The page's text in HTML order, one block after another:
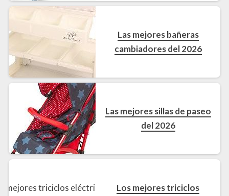
Las mejores bañeras
cambiadores del 2026
Las mejores sillas de paseo
del 2026
Los mejores triciclos